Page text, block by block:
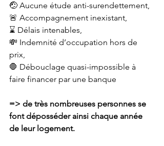
🤕 Aucune étude anti-surendettement,
🚨 Accompagnement inexistant,
⌛️ Délais intenables,
💸 Indemnité d’occupation hors de
prix,
🛑 Débouclage quasi-impossible à
faire financer par une banque
=> de très nombreuses personnes se
font déposséder ainsi chaque année
de leur logement.